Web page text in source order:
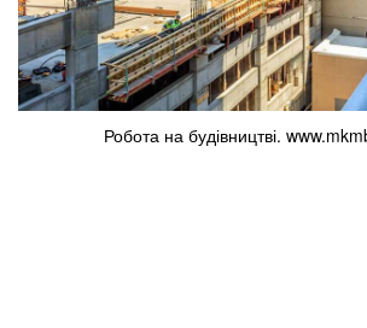
Робота на будівництві.